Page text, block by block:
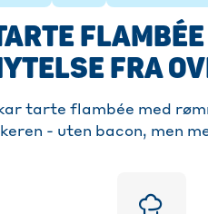
FRA
tarte flambée med
- uten bacon, men